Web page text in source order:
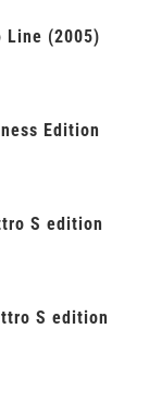
Line (2005)
Edition
S edition
S edition